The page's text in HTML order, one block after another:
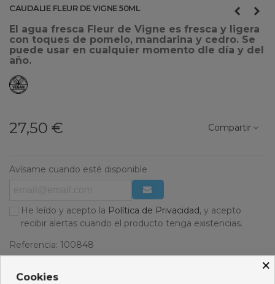
CAUDALIE FLEUR DE VIGNE 50ML
El agua fresca Fleur de Vigne es fresca y ligera
con toques de pomelo, mandarina y cedro. Se
puede usar en cualquier momento dle día y del
año.
27,50 € Compartir
Avísame cuando esté disponible
He leído y acepto la Política de Privacidad, y acepto
recibir alertas cuando el producto tenga existencias.
Referencia: 100848
×
Cookies